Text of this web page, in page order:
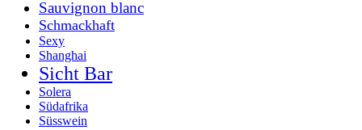
Sauvignon blanc
Schmackhaft
Sexy
Shanghai
Sicht Bar
Solera
Südafrika
Süsswein